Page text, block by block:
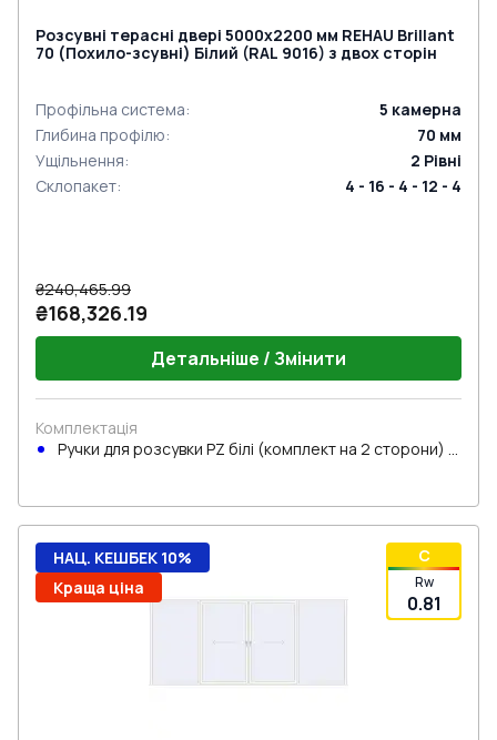
Розсувні терасні двері 5000x2200 мм REHAU Brillant
70 (Похило-зсувні) Білий (RAL 9016) з двох сторін
Профільна система: 5 камерна
Глибина профілю: 70 мм
Ущільнення: 2 Рівні
Склопакет: 4 - 16 - 4 - 12 - 4
₴240,465.99
₴168,326.19
Детальніше / Змінити
Комплектація
Ручки для розсувки PZ білі (комплект на 2 сторони) з
C
Rw
0.81
НАЦ. КЕШБЕК 10%
Краща ціна